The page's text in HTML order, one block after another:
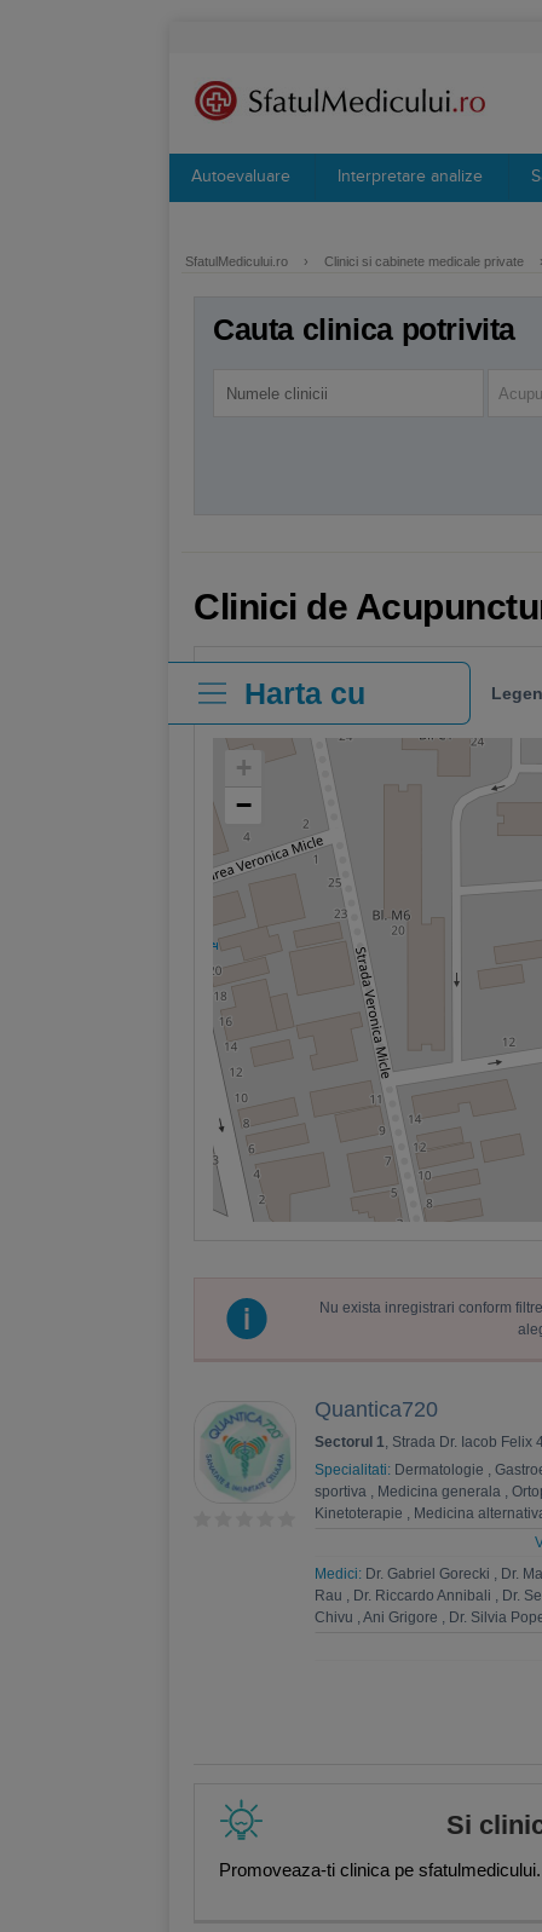
Autoevaluare Interpretare analize
SfatulMedicului.ro › Clinici si cabinete medicale private
Cauta clinica potrivita
Clinici de
Harta cu
clinici
+
−
Nu exista inregistrari conform
Quantica720
Sectorul 1, Strada Dr. Iacob Felix
Specialitati: Dermatologie ,
sportiva , Medicina generala ,
Kinetoterapie , Medicina
Medicina interna
Ingrijiri paliative ,Pediatrie ,
Medici: Dr. Gabriel Gorecki , Dr.
Rau , Dr. Riccardo Annibali , Dr.
Chivu , Ani Grigore , Dr. Silvia
Si
Promoveaza-ti clinica pe